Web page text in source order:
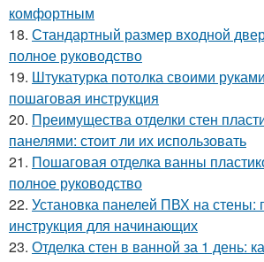
комфортным
18. Стандартный размер входной
полное руководство
19. Штукатурка потолка своими
пошаговая инструкция
20. Преимущества отделки стен
панелями: стоит ли их использовать
21. Пошаговая отделка ванны
полное руководство
22. Установка панелей ПВХ на стены:
инструкция для начинающих
23. Отделка стен в ванной за 1 день: